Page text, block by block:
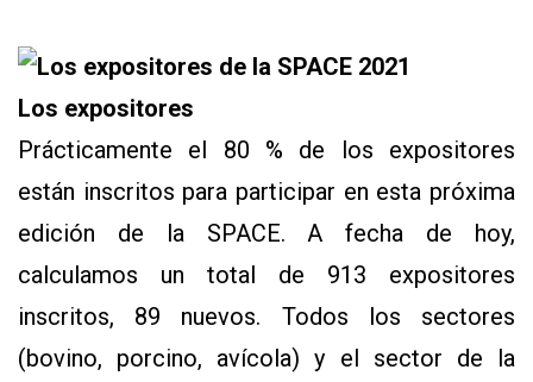
Los expositores
Prácticamente el 80 % de los expositores
están inscritos para participar en esta próxima
edición de la SPACE. A fecha de hoy,
calculamos un total de 913 expositores
inscritos, 89 nuevos. Todos los sectores
(bovino, porcino, avícola) y el sector de la